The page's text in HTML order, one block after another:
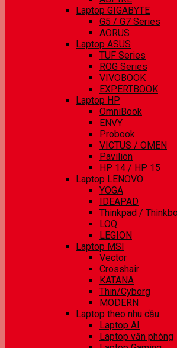
Laptop GIGABYTE
G5 / G7 Series
AORUS
Laptop ASUS
TUF Series
ROG Series
VIVOBOOK
EXPERTBOOK
Laptop HP
OmniBook
ENVY
Probook
VICTUS / OMEN
Pavilion
HP 14 / HP 15
Laptop LENOVO
YOGA
IDEAPAD
Thinkpad /
LOQ
LEGION
Laptop MSI
Vector
Crosshair
KATANA
Thin/Cyborg
MODERN
Laptop theo nhu cầu
Laptop AI
Laptop văn phòng